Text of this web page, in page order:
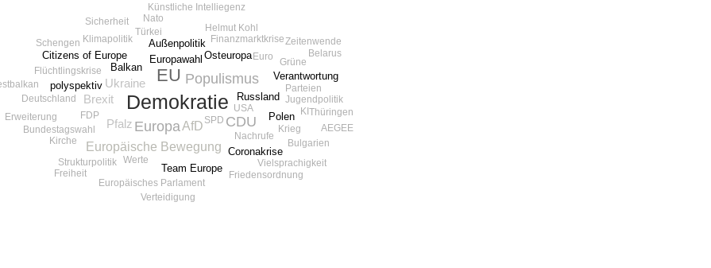
Demokratie
EU
Europa CDU
Populismus
AfD
Europäische Bewegung
Ukraine
Brexit
Pfalz
Osteuropa
polyspektiv
Europawahl
Team Europe
Russland
Balkan
Coronakrise
Außenpolitik
Citizens of Europe
Polen
Verantwortung
FDP
Finanzmarktkrise
Flüchtlingskrise
Bundestagswahl
Werte
Euro
Krieg
Parteien
USA
Klimapolitik
Nachrufe
SPD
Deutschland
Europäisches Parlament
Grüne
Helmut Kohl
Jugendpolitik
Kirche
Sicherheit
Strukturpolitik
Türkei
Vielsprachigkeit
AEGEE
Belarus
Bulgarien
Erweiterung
Freiheit Friedensordnung
KI
Künstliche Intelliegenz
Nato
Schengen
Thüringen
Verteidigung
Zeitenwende